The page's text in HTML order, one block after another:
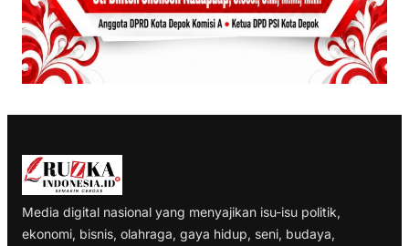
Media digital nasional yang menyajikan isu-isu politik,
ekonomi, bisnis, olahraga, gaya hidup, seni, budaya,